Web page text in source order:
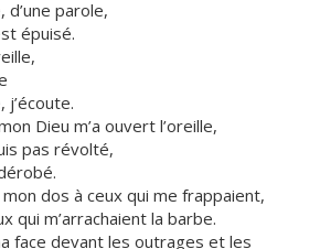
parole,
épuisé.
j’écoute.
Dieu m’a ouvert l’oreille,
pas révolté,
dos à ceux qui me frappaient,
qui m’arrachaient la barbe.
face devant les outrages et les